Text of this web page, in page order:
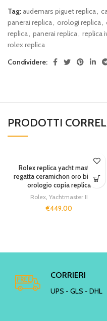
Tag: audemars piguet replica,
panerai replica, orologi replica,
replica, panerai replica, replica
rolex replica
Condividere:
PRODOTTI
Rolex replica yacht master II
regatta ceramichon oro bi-tone
orologio copia replica
Rolex Yachtmaster II
€449.00
CORRIERI
UPS - GLS - DHL